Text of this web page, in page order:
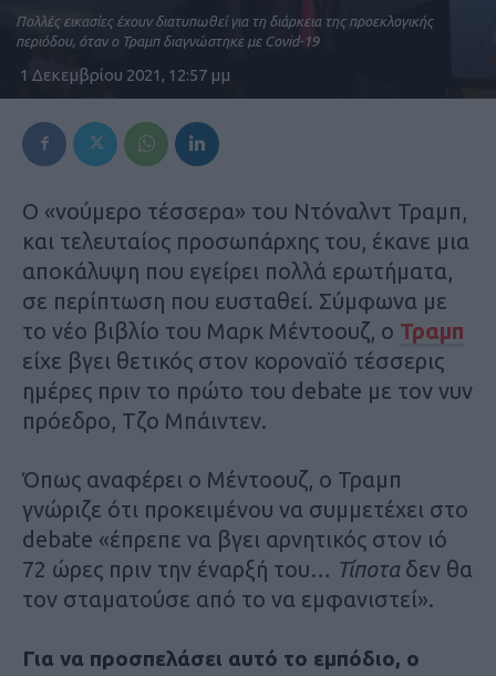
Πολλές εικασίες έχουν διατυπωθεί για τη διάρκεια της προεκλογικής
περιόδου, όταν ο Τραμπ διαγνώστηκε με Covid-19
1 Δεκεμβρίου 2021, 12:57 μμ
Ο «νούμερο τέσσερα» του Ντόναλντ Τραμπ,
και τελευταίος προσωπάρχης του, έκανε μια
αποκάλυψη που εγείρει πολλά ερωτήματα,
σε περίπτωση που ευσταθεί. Σύμφωνα με
το νέο βιβλίο του Μαρκ Μέντοουζ, ο Τραμπ
είχε βγει θετικός στον κοροναϊό τέσσερις
ημέρες πριν το πρώτο του debate με τον νυν
πρόεδρο, Τζο Μπάιντεν.
Όπως αναφέρει ο Μέντοουζ, ο Τραμπ
γνώριζε ότι προκειμένου να συμμετέχει στο
debate «έπρεπε να βγει αρνητικός στον ιό
72 ώρες πριν την έναρξή του… Τίποτα δεν θα
τον σταματούσε από το να εμφανιστεί».
Για να προσπελάσει αυτό το εμπόδιο, ο